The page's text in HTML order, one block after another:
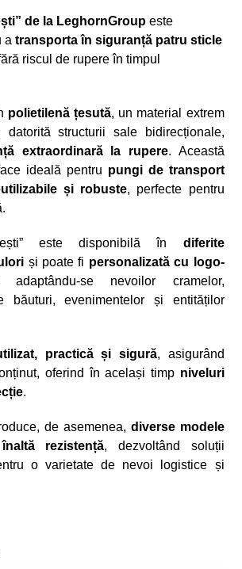
de la LeghornGroup este
atransporta în siguranță patru sticle
riscul de rupere în timpul
polietilenă țesută, un material extrem
structurii sale bidirecționale,
extraordinară la rupere. Această
ideală pentru pungi de transport
și robuste, perfecte pentru
este disponibilă în diferite
și poate fi personalizată cu logo-
adaptându-se nevoilor cramelor,
băuturi, evenimentelor și entităților
practică și sigură, asigurând
oferind în același timp niveluri
.
de asemenea, diverse modele
rezistență, dezvoltând soluții
o varietate de nevoi logistice și